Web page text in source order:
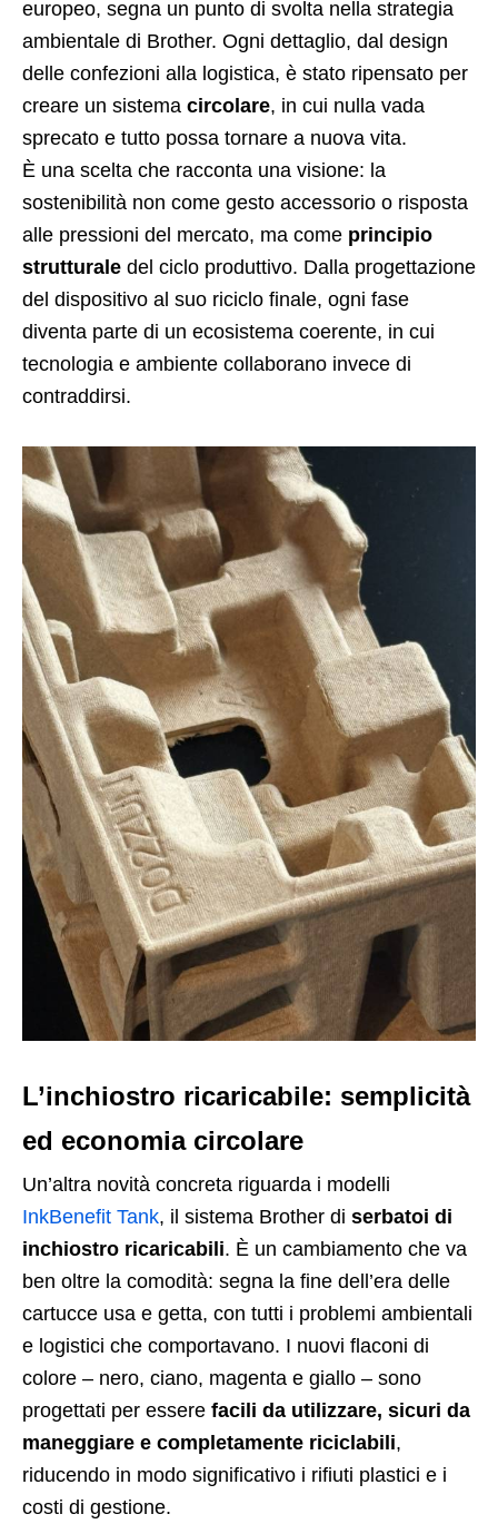
europeo, segna un punto di svolta nella strategia
ambientale di Brother. Ogni dettaglio, dal design
delle confezioni alla logistica, è stato ripensato per
creare un sistema circolare, in cui nulla vada
sprecato e tutto possa tornare a nuova vita.
È una scelta che racconta una visione: la
sostenibilità non come gesto accessorio o risposta
alle pressioni del mercato, ma come principio
strutturale del ciclo produttivo. Dalla progettazione
del dispositivo al suo riciclo finale, ogni fase
diventa parte di un ecosistema coerente, in cui
tecnologia e ambiente collaborano invece di
contraddirsi.
L’inchiostro ricaricabile: semplicità
ed economia circolare
Un’altra novità concreta riguarda i modelli
InkBenefit Tank, il sistema Brother di serbatoi di
inchiostro ricaricabili. È un cambiamento che va
ben oltre la comodità: segna la fine dell’era delle
cartucce usa e getta, con tutti i problemi ambientali
e logistici che comportavano. I nuovi flaconi di
colore – nero, ciano, magenta e giallo – sono
progettati per essere facili da utilizzare, sicuri da
maneggiare e completamente riciclabili,
riducendo in modo significativo i rifiuti plastici e i
costi di gestione.